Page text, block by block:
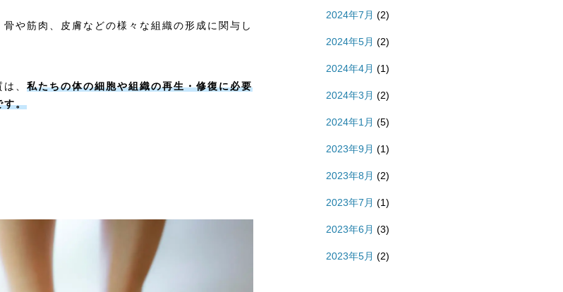
や筋肉、皮膚などの様々な組織の形成に関与し
、 私たちの体の細胞や組織の再生・修復に必要
す。
2024年7月 (2)
2024年5月 (2)
2024年4月 (1)
2024年3月 (2)
2024年1月 (5)
2023年9月 (1)
2023年8月 (2)
2023年7月 (1)
2023年6月 (3)
2023年5月 (2)